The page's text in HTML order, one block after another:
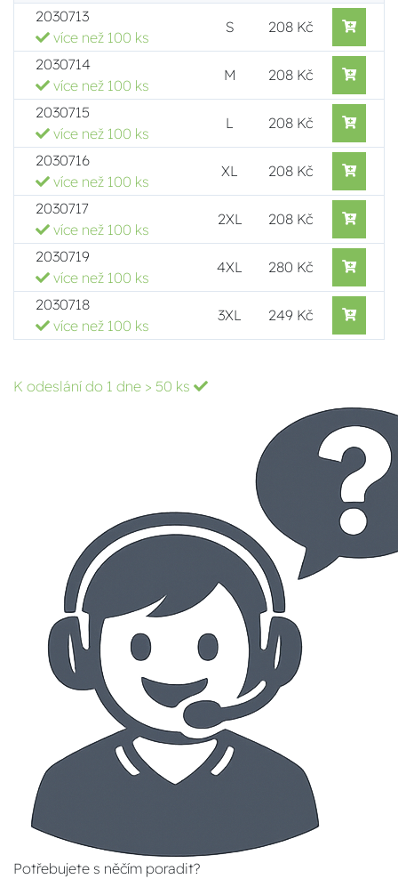
2030713
více než 100 ks
S 208 Kč
2030714
více než 100 ks
M 208 Kč
2030715
více než 100 ks
L 208 Kč
2030716
více než 100 ks
XL 208 Kč
2030717
více než 100 ks
2XL 208 Kč
2030719
více než 100 ks
4XL 280 Kč
2030718
více než 100 ks
3XL 249 Kč
K odeslání do 1 dne > 50 ks
Potřebujete s něčím poradit?